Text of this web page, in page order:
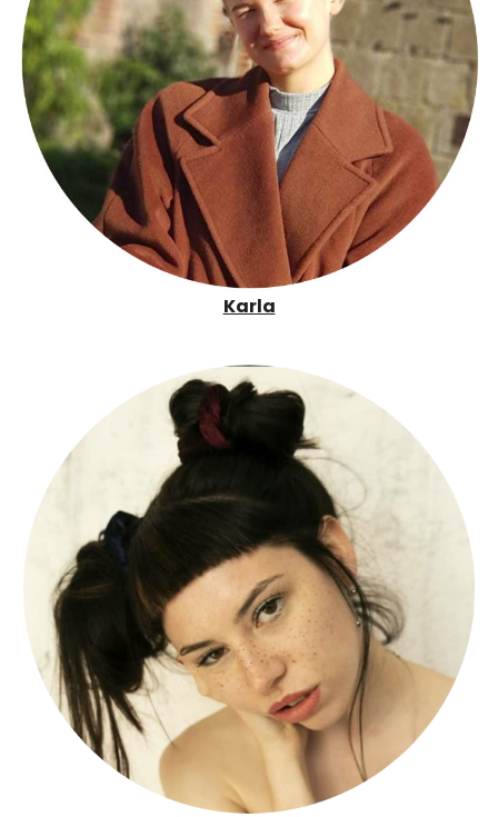
Karla